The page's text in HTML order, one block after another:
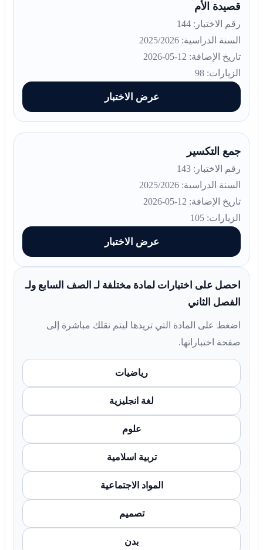
قصيدة الأم
رقم الاختبار: 144
السنة الدراسية: 2025/2026
تاريخ الإضافة: 12-05-2026
الزيارات: 98
عرض الاختبار
جمع التكسير
رقم الاختبار: 143
السنة الدراسية: 2025/2026
تاريخ الإضافة: 12-05-2026
الزيارات: 105
عرض الاختبار
احصل على اختبارات لمادة مختلفة لـ الصف السابع ولـ
الفصل الثاني
اضغط على المادة التي تريدها ليتم نقلك مباشرة إلى
صفحة اختباراتها.
رياضيات
لغة انجليزية
علوم
تربية اسلامية
المواد الاجتماعية
تصميم
بدن